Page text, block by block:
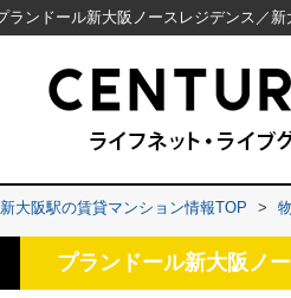
新大阪駅の賃貸マンション情報TOP >
プランドール新大阪ノ